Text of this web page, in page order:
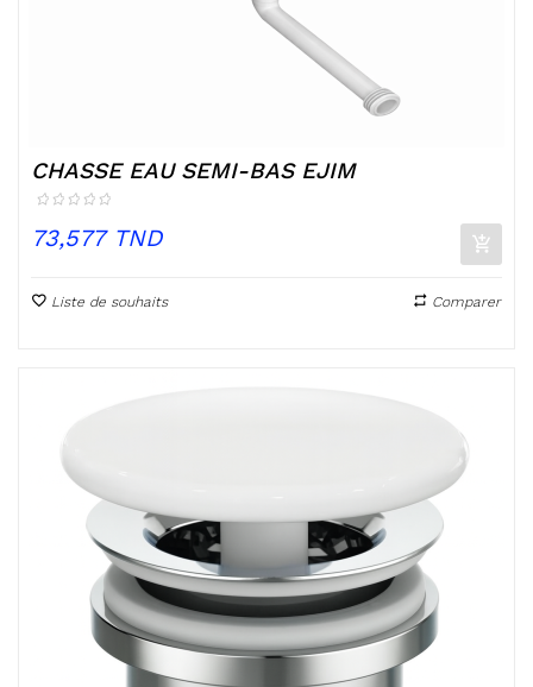
CHASSE EAU SEMI-BAS EJIM
Prix
73,577 TND
Liste de souhaits Comparer